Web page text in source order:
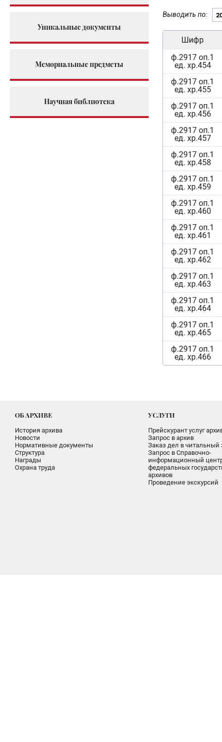
Уникальные документы
Мемориальные предметы
Научная библиотека
Выводить по:
Шифр
ф.2917 оп.1
ед. хр.454
ф.2917 оп.1
ед. хр.455
ф.2917 оп.1
ед. хр.456
ф.2917 оп.1
ед. хр.457
ф.2917 оп.1
ед. хр.458
ф.2917 оп.1
ед. хр.459
ф.2917 оп.1
ед. хр.460
ф.2917 оп.1
ед. хр.461
ф.2917 оп.1
ед. хр.462
ф.2917 оп.1
ед. хр.463
ф.2917 оп.1
ед. хр.464
ф.2917 оп.1
ед. хр.465
ф.2917 оп.1
ед. хр.466
ОБ АРХИВЕ
История архива
Новости
Нормативные документы
Структура
Награды
Охрана труда
УСЛУГИ
Прейскурант услуг
Запрос в архив
Заказ дел в читальный
Запрос в Справочно-
информационный
федеральных
архивов
Проведение экскурсий